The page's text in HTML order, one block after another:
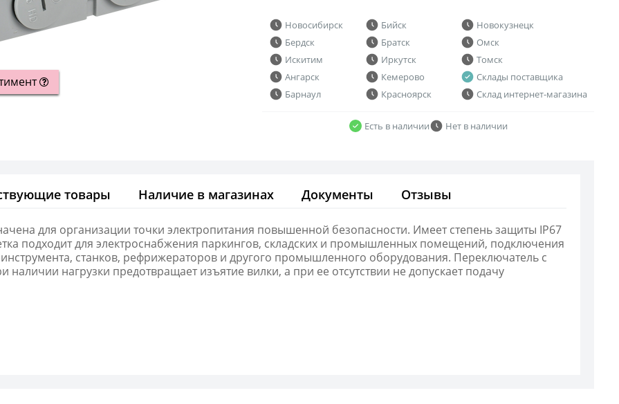
Новосибирск
Бердск
Искитим
Ангарск
Барнаул
Бийск
Братск
Иркутск
Кемерово
Красноярск
Новокузнецк
Омск
Томск
Склады поставщика
Склад интернет-магазина
Есть в наличии
Нет в наличии
товары Наличие в магазинах Документы Отзывы
для организации точки электропитания повышенной безопасности. Имеет степень защиты IP67
подходит для электроснабжения паркингов, складских и промышленных помещений, подключения
станков, рефрижераторов и другого промышленного оборудования. Переключатель с
нагрузки предотвращает изъятие вилки, а при ее отсутствии не допускает подачу